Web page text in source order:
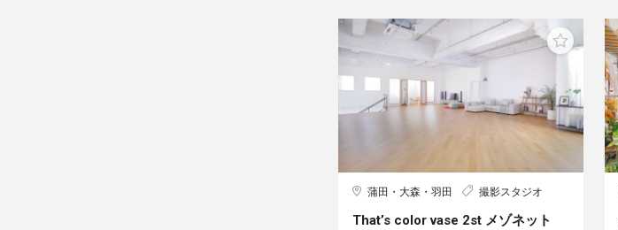
蒲田・大森・羽田 撮影スタジオ
That’s color vase 2st メゾネット